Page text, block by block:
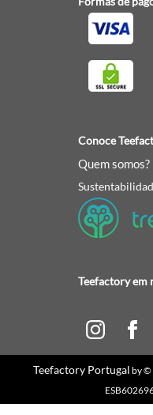
Conoce
Quem somos?
Teefactory em
Teefactory Portugal by ©